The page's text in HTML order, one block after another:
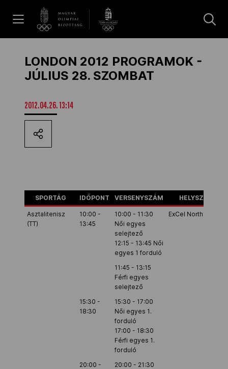
Hírek
Dakar 2026
MOB
Kettőskarrier-program
LONDON 2012 PROGRAMOK -
JÚLIUS 28. SZOMBAT
2012.04.26. 13:14
SPORTÁG IDŐPONT VERSENYSZÁM HELYSZÍN
Asztalitenisz
(TT)
10:00 -
13:45
10:00 - 11:30
Női egyes
selejtező
12:15 - 13:45 Női
egyes 1 forduló
ExCel North Hall 1
11:45 - 13:15
Férfi egyes
selejtező
15:30 -
18:30
15:30 - 17:00
Női egyes 1.
forduló
17:00 - 18:30
Férfi egyes 1.
forduló
20:00 -
20:00 - 21:30